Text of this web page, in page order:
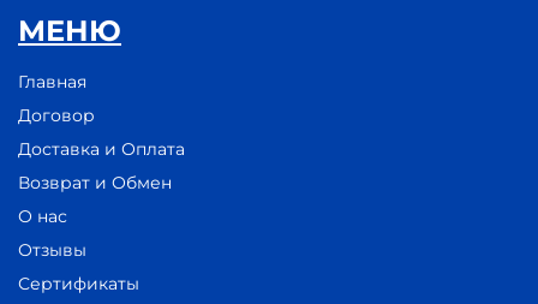
МЕНЮ
Главная
Договор
Доставка и Оплата
Возврат и Обмен
О нас
Отзывы
Сертификаты